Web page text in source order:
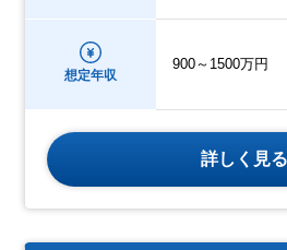
想定年収
900～1500万円
詳しく見る